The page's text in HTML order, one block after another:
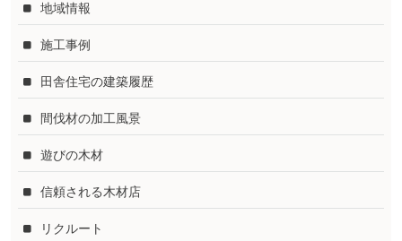
地域情報
施工事例
田舎住宅の建築履歴
間伐材の加工風景
遊びの木材
信頼される木材店
リクルート